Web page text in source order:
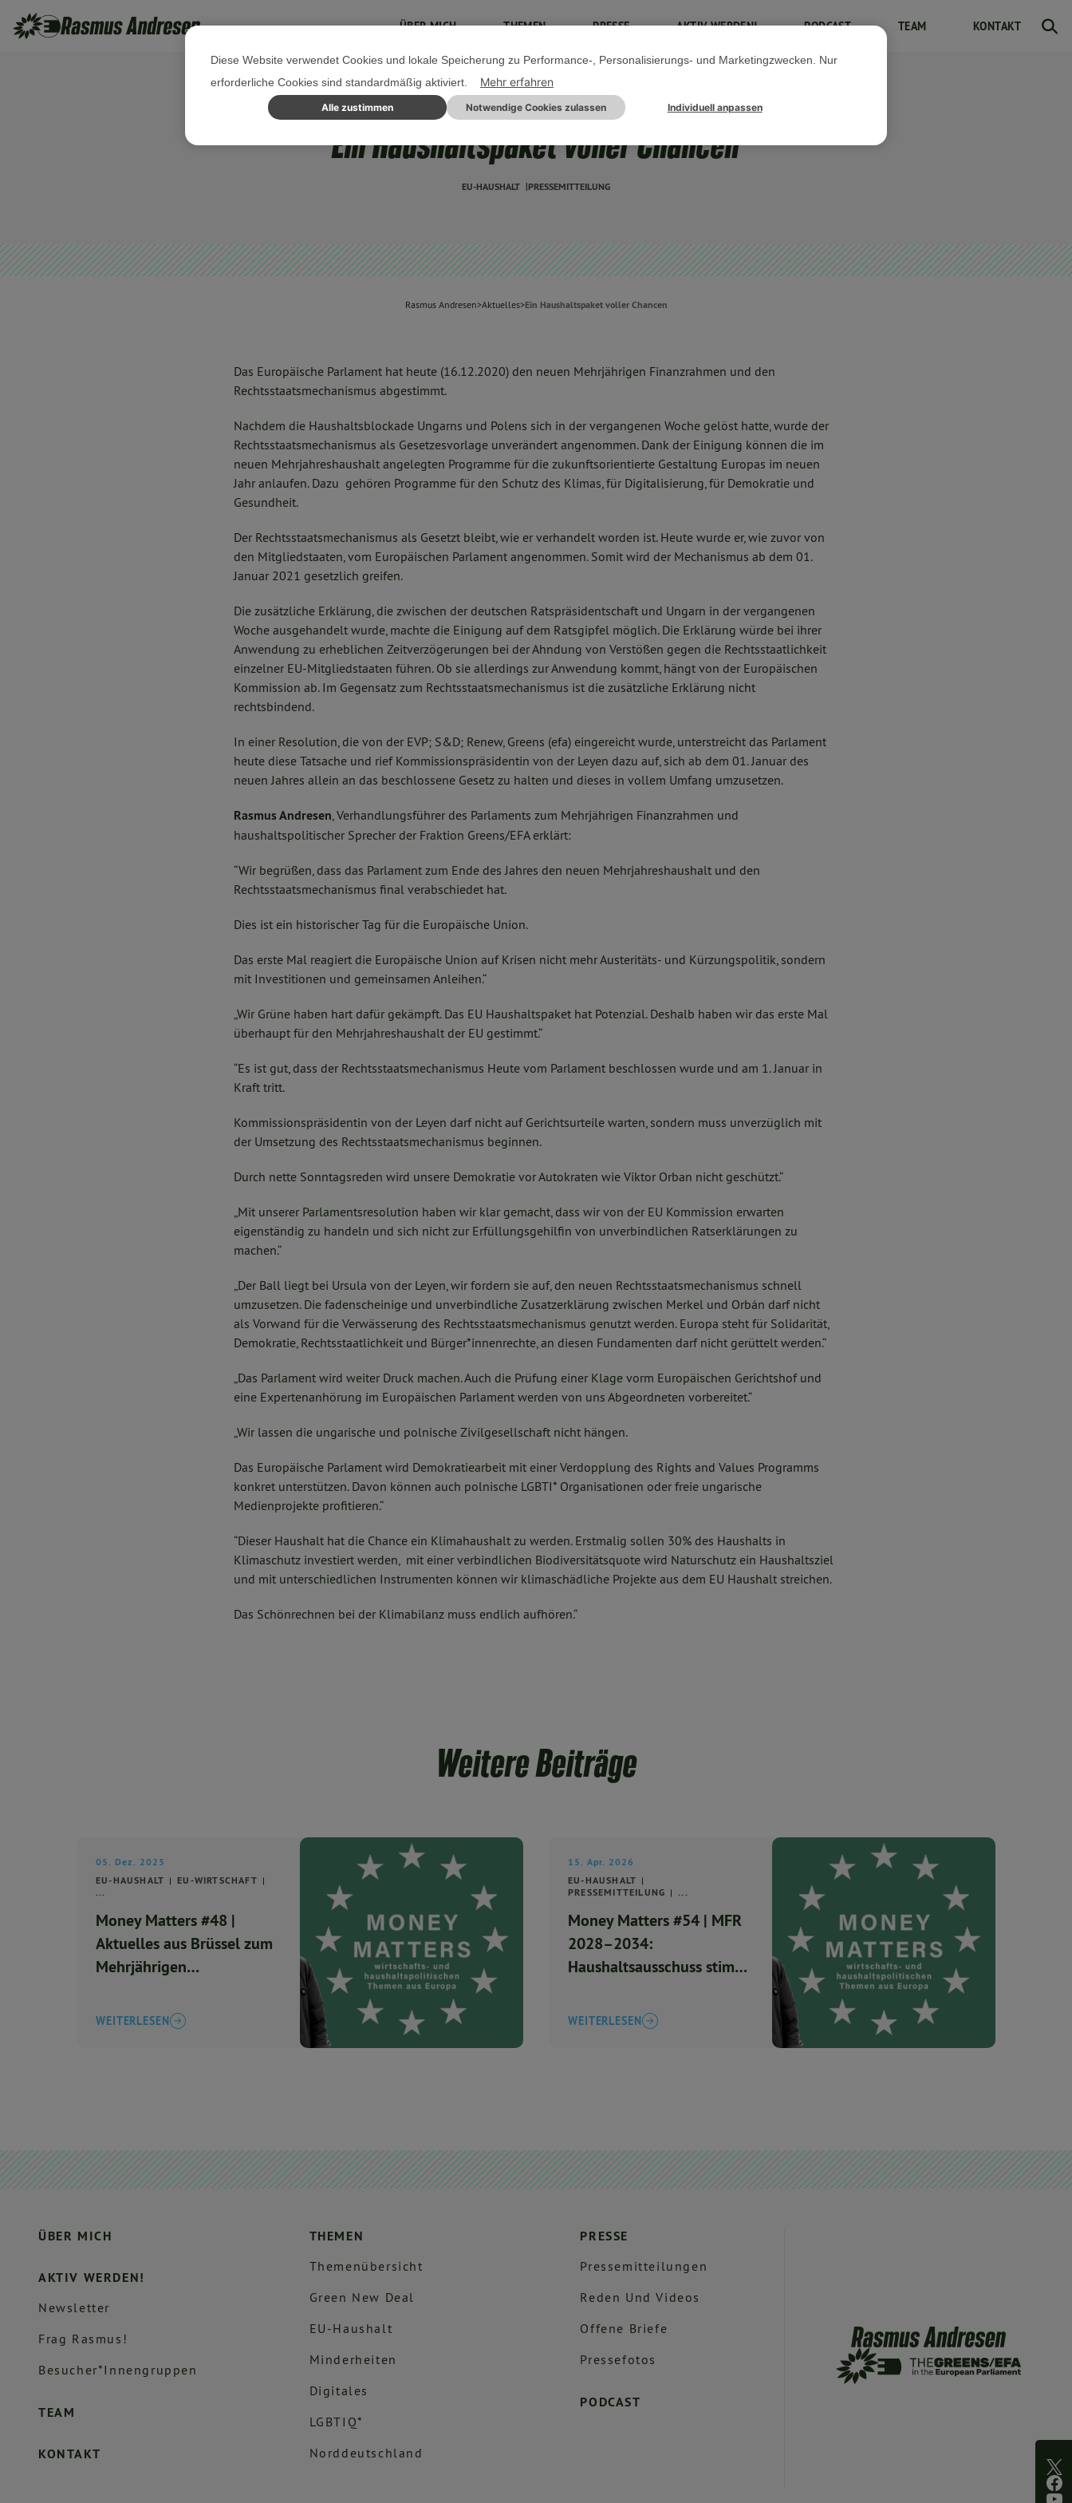
ÜBER MICH THEMEN PRESSE AKTIV WERDEN! PODCAST TEAM KONTAKT
16. DEZEMBER 2020
Ein Haushaltspaket voller Chancen
EU-HAUSHALT PRESSEMITTEILUNG
Rasmus Andresen>Aktuelles>Ein Haushaltspaket voller Chancen
Das Europäische Parlament hat heute (16.12.2020) den neuen Mehrjährigen Finanzrahmen und den
Rechtsstaatsmechanismus abgestimmt.
Nachdem die Haushaltsblockade Ungarns und Polens sich in der vergangenen Woche gelöst hatte, wurde der
Rechtsstaatsmechanismus als Gesetzesvorlage unverändert angenommen. Dank der Einigung können die im
neuen Mehrjahreshaushalt angelegten Programme für die zukunftsorientierte Gestaltung Europas im neuen
Jahr anlaufen. Dazu gehören Programme für den Schutz des Klimas, für Digitalisierung, für Demokratie und
Gesundheit.
Der Rechtsstaatsmechanismus als Gesetzt bleibt, wie er verhandelt worden ist. Heute wurde er, wie zuvor von
den Mitgliedstaaten, vom Europäischen Parlament angenommen. Somit wird der Mechanismus ab dem 01.
Januar 2021 gesetzlich greifen.
Die zusätzliche Erklärung, die zwischen der deutschen Ratspräsidentschaft und Ungarn in der vergangenen
Woche ausgehandelt wurde, machte die Einigung auf dem Ratsgipfel möglich. Die Erklärung würde bei ihrer
Anwendung zu erheblichen Zeitverzögerungen bei der Ahndung von Verstößen gegen die Rechtsstaatlichkeit
einzelner EU-Mitgliedstaaten führen. Ob sie allerdings zur Anwendung kommt, hängt von der Europäischen
Kommission ab. Im Gegensatz zum Rechtsstaatsmechanismus ist die zusätzliche Erklärung nicht
rechtsbindend.
In einer Resolution, die von der EVP; S&D; Renew, Greens (efa) eingereicht wurde, unterstreicht das Parlament
heute diese Tatsache und rief Kommissionspräsidentin von der Leyen dazu auf, sich ab dem 01. Januar des
neuen Jahres allein an das beschlossene Gesetz zu halten und dieses in vollem Umfang umzusetzen.
Rasmus Andresen, Verhandlungsführer des Parlaments zum Mehrjährigen Finanzrahmen und
haushaltspolitischer Sprecher der Fraktion Greens/EFA erklärt:
“Wir begrüßen, dass das Parlament zum Ende des Jahres den neuen Mehrjahreshaushalt und den
Rechtsstaatsmechanismus final verabschiedet hat.
Dies ist ein historischer Tag für die Europäische Union.
Das erste Mal reagiert die Europäische Union auf Krisen nicht mehr Austeritäts- und Kürzungspolitik, sondern
mit Investitionen und gemeinsamen Anleihen.“
„Wir Grüne haben hart dafür gekämpft. Das EU Haushaltspaket hat Potenzial. Deshalb haben wir das erste Mal
überhaupt für den Mehrjahreshaushalt der EU gestimmt.“
“Es ist gut, dass der Rechtsstaatsmechanismus Heute vom Parlament beschlossen wurde und am 1. Januar in
Kraft tritt.
Kommissionspräsidentin von der Leyen darf nicht auf Gerichtsurteile warten, sondern muss unverzüglich mit
der Umsetzung des Rechtsstaatsmechanismus beginnen.
Durch nette Sonntagsreden wird unsere Demokratie vor Autokraten wie Viktor Orban nicht geschützt.“
„Mit unserer Parlamentsresolution haben wir klar gemacht, dass wir von der EU Kommission erwarten
eigenständig zu handeln und sich nicht zur Erfüllungsgehilfin von unverbindlichen Ratserklärungen zu
machen.“
„Der Ball liegt bei Ursula von der Leyen, wir fordern sie auf, den neuen Rechtsstaatsmechanismus schnell
umzusetzen. Die fadenscheinige und unverbindliche Zusatzerklärung zwischen Merkel und Orbán darf nicht
als Vorwand für die Verwässerung des Rechtsstaatsmechanismus genutzt werden. Europa steht für Solidarität,
Demokratie, Rechtsstaatlichkeit und Bürger*innenrechte, an diesen Fundamenten darf nicht gerüttelt werden.“
„Das Parlament wird weiter Druck machen. Auch die Prüfung einer Klage vorm Europäischen Gerichtshof und
eine Expertenanhörung im Europäischen Parlament werden von uns Abgeordneten vorbereitet.“
„Wir lassen die ungarische und polnische Zivilgesellschaft nicht hängen.
Das Europäische Parlament wird Demokratiearbeit mit einer Verdopplung des Rights and Values Programms
konkret unterstützen. Davon können auch polnische LGBTI* Organisationen oder freie ungarische
Medienprojekte profitieren.“
“Dieser Haushalt hat die Chance ein Klimahaushalt zu werden. Erstmalig sollen 30% des Haushalts in
Klimaschutz investiert werden, mit einer verbindlichen Biodiversitätsquote wird Naturschutz ein Haushaltsziel
und mit unterschiedlichen Instrumenten können wir klimaschädliche Projekte aus dem EU Haushalt streichen.
Das Schönrechnen bei der Klimabilanz muss endlich aufhören.“
Weitere Beiträge
05. Dez. 2025
EU-HAUSHALT
EU-WIRTSCHAFT
...
Money Matters #48 |
Aktuelles aus Brüssel zum
Mehrjährigen
WEITERLESEN
15. Apr. 2026
EU-HAUSHALT
PRESSEMITTEILUNG
...
Money Matters #54 | MFR
2028–2034:
Haushaltsausschuss stimmt
WEITERLESEN
ÜBER MICH
AKTIV WERDEN!
Newsletter
Frag Rasmus!
Besucher*innengruppen
TEAM
KONTAKT
THEMEN
Themenübersicht
Green New Deal
EU-Haushalt
Minderheiten
Digitales
LGBTIQ*
Norddeutschland
PRESSE
Pressemitteilungen
Reden Und Videos
Offene Briefe
Pressefotos
PODCAST
Diese Website verwendet Cookies und lokale Speicherung zu Performance-, Personalisierungs- und Marketingzwecken. Nur
erforderliche Cookies sind standardmäßig aktiviert.
Mehr erfahren
Alle zustimmen Notwendige Cookies zulassen Individuell anpassen